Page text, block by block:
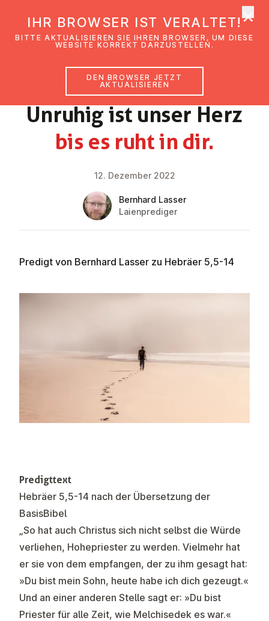
Unruhig ist unser Herz
bis es ruht in dir.
GLAUBENSIMPULS
12. Dezember 2022
Bernhard Lasser
Laienprediger
Predigt von Bernhard Lasser zu Hebräer 5,5-14
Predigttext
Hebräer 5,5-14 nach der Übersetzung der
BasisBibel
„So hat auch Christus sich nicht selbst die Würde
verliehen, Hohepriester zu werden. Vielmehr hat
er sie von dem empfangen, der zu ihm gesagt hat:
»Du bist mein Sohn, heute habe ich dich gezeugt.«
Und an einer anderen Stelle sagt er: »Du bist
Priester für alle Zeit, wie Melchisedek es war.«
IHR BROWSER IST VERALTET!
BITTE AKTUALISIEREN SIE IHREN BROWSER, UM DIESE
WEBSITE KORREKT DARZUSTELLEN.
DEN BROWSER JETZT
AKTUALISIEREN
×